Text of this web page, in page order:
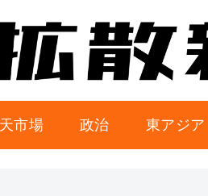
市場 政治 東アジア